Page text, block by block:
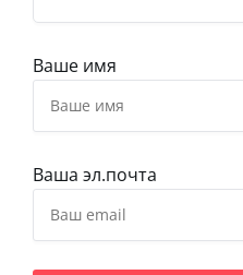
Ваше имя
Ваша эл.почта